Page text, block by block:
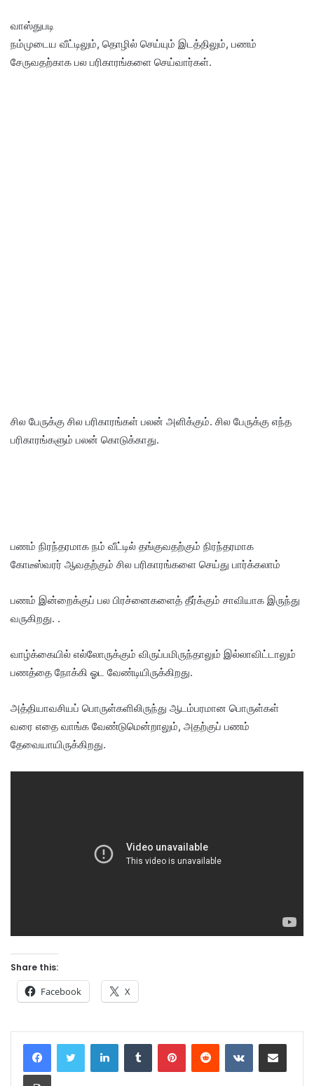
வாஸ்துபடி
நம்முடைய வீட்டிலும், தொழில் செய்யும் இடத்திலும், பணம்
சேருவதற்காக பல பரிகாரங்களை செய்வார்கள்.
சில பேருக்கு சில பரிகாரங்கள் பலன் அளிக்கும். சில பேருக்கு எந்த
பரிகாரங்களும் பலன் கொடுக்காது.
பணம் நிரந்தரமாக நம் வீட்டில் தங்குவதற்கும் நிரந்தரமாக
கோடீஸ்வரர் ஆவதற்கும் சில பரிகாரங்களை செய்து பார்க்கலாம்
பணம் இன்றைக்குப் பல பிரச்னைகளைத் தீர்க்கும் சாவியாக இருந்து
வருகிறது. .
வாழ்க்கையில் எல்லோருக்கும் விருப்பமிருந்தாலும் இல்லாவிட்டாலும்
பணத்தை நோக்கி ஓட வேண்டியிருக்கிறது.
அத்தியாவசியப் பொருள்களிலிருந்து ஆடம்பரமான பொருள்கள்
வரை எதை வாங்க வேண்டுமென்றாலும், அதற்குப் பணம்
தேவையாயிருக்கிறது.
Share this:
Facebook X
LinkedInTumblr PinterestReddit VKontakteShare via Email
Print